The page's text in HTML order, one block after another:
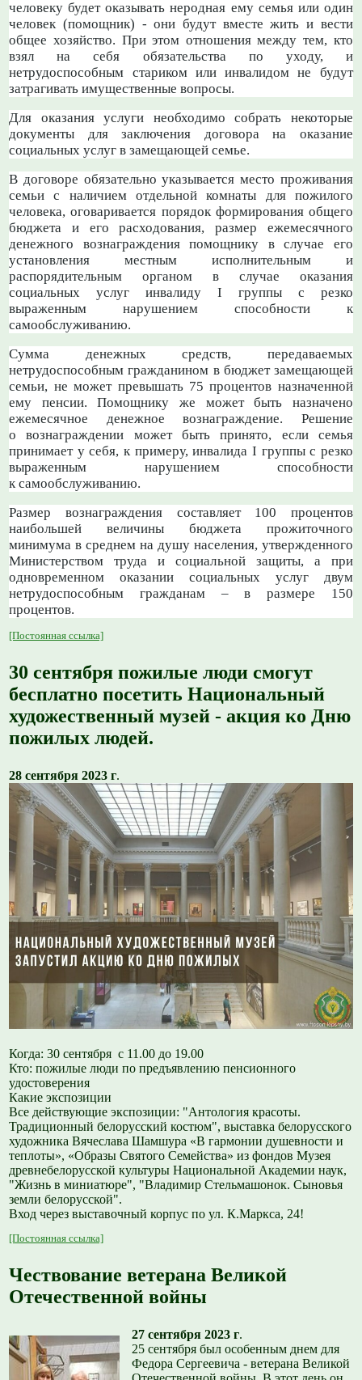
человеку будет оказывать неродная ему семья или один
человек (помощник) - они будут вместе жить и вести
общее хозяйство. При этом отношения между тем, кто
взял на себя обязательства по уходу, и
нетрудоспособным стариком или инвалидом не будут
затрагивать имущественные вопросы.
Для оказания услуги необходимо собрать некоторые
документы для заключения договора на оказание
социальных услуг в замещающей семье.
В договоре обязательно указывается место проживания
семьи с наличием отдельной комнаты для пожилого
человека, оговаривается порядок формирования общего
бюджета и его расходования, размер ежемесячного
денежного вознаграждения помощнику в случае его
установления местным исполнительным и
распорядительным органом в случае оказания
социальных услуг инвалиду I группы с резко
выраженным нарушением способности к
самообслуживанию.
Сумма денежных средств, передаваемых
нетрудоспособным гражданином в бюджет замещающей
семьи, не может превышать 75 процентов назначенной
ему пенсии. Помощнику же может быть назначено
ежемесячное денежное вознаграждение. Решение
о вознаграждении может быть принято, если семья
принимает у себя, к примеру, инвалида I группы с резко
выраженным нарушением способности
к самообслуживанию.
Размер вознаграждения составляет 100 процентов
наибольшей величины бюджета прожиточного
минимума в среднем на душу населения, утвержденного
Министерством труда и социальной защиты, а при
одновременном оказании социальных услуг двум
нетрудоспособным гражданам – в размере 150
процентов.
[Постоянная ссылка]
30 сентября пожилые люди смогут
бесплатно посетить Национальный
художественный музей - акция ко Дню
пожилых людей.
28 сентября 2023 г.
Когда: 30 сентября с 11.00 до 19.00
Кто: пожилые люди по предъявлению пенсионного
удостоверения
Какие экспозиции
Все действующие экспозиции: "Антология красоты.
Традиционный белорусский костюм", выставка белорусского
художника Вячеслава Шамшура «В гармонии душевности и
теплоты», «Образы Святого Семейства» из фондов Музея
древнебелорусской культуры Национальной Академии наук,
"Жизнь в миниатюре", "Владимир Стельмашонок. Сыновья
земли белорусской".
Вход через выставочный корпус по ул. К.Маркса, 24!
[Постоянная ссылка]
Чествование ветерана Великой
Отечественной войны
27 сентября 2023 г.
25 сентября был особенным днем для
Федора Сергеевича - ветерана Великой